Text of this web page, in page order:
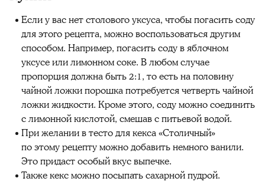
Если у вас нет столового уксуса, чтобы погасить соду
для этого рецепта, можно воспользоваться другим
способом. Например, погасить соду в яблочном
уксусе или лимонном соке. В любом случае
пропорция должна быть 2:1, то есть на половину
чайной ложки порошка потребуется четверть чайной
ложки жидкости. Кроме этого, соду можно соединить
с лимонной кислотой, смешав с питьевой водой.
При желании в тесто для кекса «Столичный»
по этому рецепту можно добавить немного ванили.
Это придаст особый вкус выпечке.
Также кекс можно посыпать сахарной пудрой.